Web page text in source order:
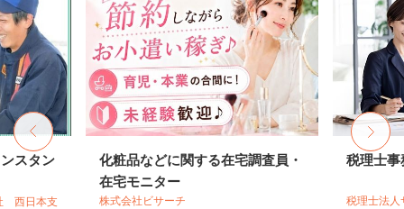
スタン
西日本支
化粧品などに関する在宅調査員・
在宅モニター
株式会社ビサーチ
税理士事
税理士法人